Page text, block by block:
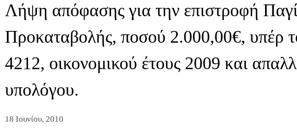
Λήψη απόφασης για την επιστροφή
Προκαταβολής, ποσού 2.000,00€, υπέρ
4212, οικονομικού έτους 2009 και
υπολόγου.
18 Ιουνίου, 2010